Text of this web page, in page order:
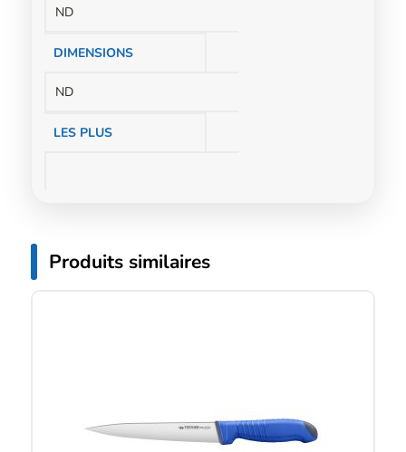
ND
DIMENSIONS
ND
LES PLUS
Produits similaires